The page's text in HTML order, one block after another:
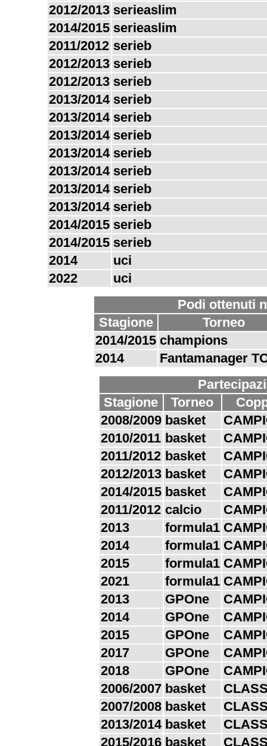
2012/2013 serieaslim
2014/2015 serieaslim
2011/2012 serieb
2012/2013 serieb
2012/2013 serieb
2013/2014 serieb
2013/2014 serieb
2013/2014 serieb
2013/2014 serieb
2013/2014 serieb
2013/2014 serieb
2013/2014 serieb
2014/2015 serieb
2014/2015 serieb
2014
uci
2022
uci
Podi ottenuti
Stagione
Torneo
2014/2015 champions
2014
Fantamanager
Stagione
Torneo
2008/2009 basket
2010/2011 basket
2011/2012 basket
2012/2013 basket
2014/2015 basket
2011/2012 calcio
2013
formula1
2014
formula1
2015
formula1
2021
formula1
2013
GPOne
2014
GPOne
2015
GPOne
2017
GPOne
2018
GPOne
2006/2007 basket
2007/2008 basket
2013/2014 basket
2015/2016 basket